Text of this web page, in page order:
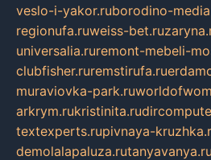
veslo-i-yakor.ruborodino-
regionufa.ruweiss-bet.ru
universalia.ruremont-mebeli-
clubfisher.ruremstirufa.ru
muraviovka-park.ru
arkrym.rukristinita.ru
textexperts.rupivnaya-
demolalapaluza.rutanyavanya.ru